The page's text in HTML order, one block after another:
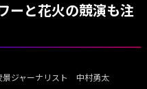
ーと花火の競演も注
景ジャーナリスト 中村勇太